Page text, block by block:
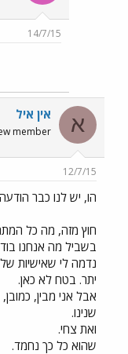
14/7/15
א אין איל
member
12/7/15
הו, יש לנו כבר
חוץ מזה, מה כל
בשביל מה אנחנו
נדמה לי שאישיות
יתר. בטח לא כאן.
אבל אני מבין,
שנינו.
ואת צחי.
שהוא כל כך נחמד.